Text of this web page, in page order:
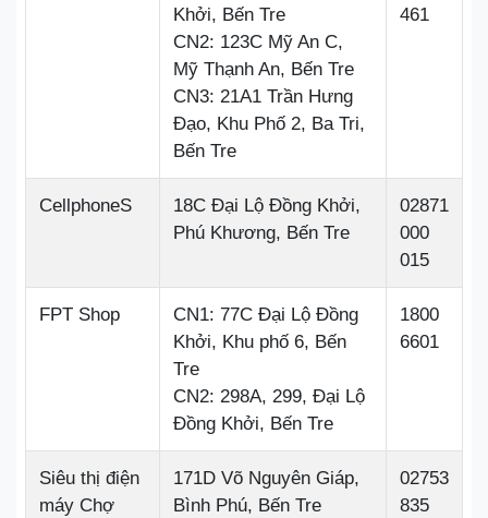
Khởi, Bến Tre
CN2: 123C Mỹ An C,
Mỹ Thạnh An, Bến Tre
CN3: 21A1 Trần Hưng
Đạo, Khu Phố 2, Ba Tri,
Bến Tre
461
CellphoneS
18C Đại Lộ Đồng Khởi,
Phú Khương, Bến Tre
02871
000
015
FPT Shop
CN1: 77C Đại Lộ Đồng
Khởi, Khu phố 6, Bến
Tre
CN2: 298A, 299, Đại Lộ
Đồng Khởi, Bến Tre
1800
6601
Siêu thị điện
máy Chợ
171D Võ Nguyên Giáp,
Bình Phú, Bến Tre
02753
835